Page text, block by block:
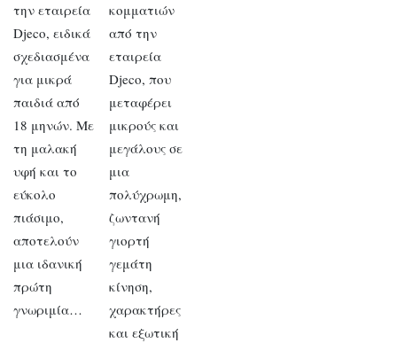
την εταιρεία
Djeco, ειδικά
σχεδιασμένα
για μικρά
παιδιά από
18 μηνών. Με
τη μαλακή
υφή και το
εύκολο
πιάσιμο,
αποτελούν
μια ιδανική
πρώτη
γνωριμία…
κομματιών
από την
εταιρεία
Djeco, που
μεταφέρει
μικρούς και
μεγάλους σε
μια
πολύχρωμη,
ζωντανή
γιορτή
γεμάτη
κίνηση,
χαρακτήρες
και εξωτική